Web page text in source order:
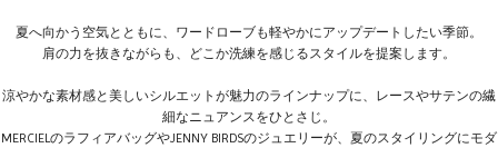
夏へ向かう空気とともに、ワードローブも軽やかにアップデートしたい季節。
肩の力を抜きながらも、どこか洗練を感じるスタイルを提案します。
涼やかな素材感と美しいシルエットが魅力のラインナップに、レースやサテンの繊
細なニュアンスをひとさじ。
MERCIELのラフィアバッグやJENNY BIRDSのジュエリーが、夏のスタイリングにモダ